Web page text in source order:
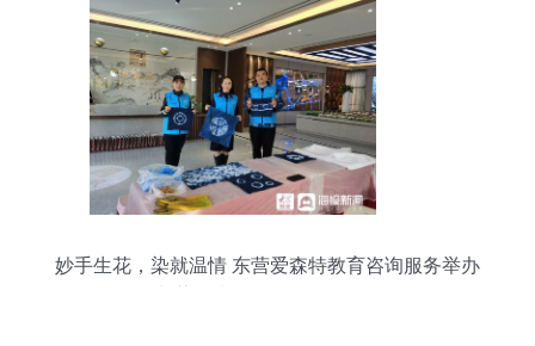
妙手生花，染就温情 东营爱森特教育咨询服务举办